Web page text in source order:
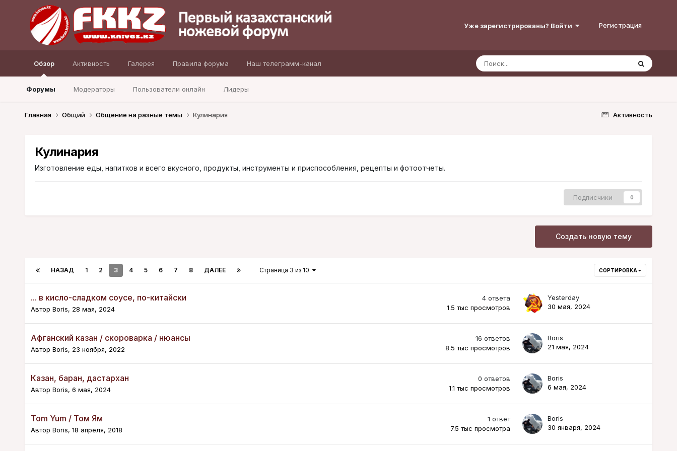
Уже зарегистрированы? Войти Регистрация
Обзор
Форумы Модераторы Пользователи онлайн Лидеры
Активность Галерея Правила форума Наш телеграмм-канал
Активность
Главная Общий Общение на разные темы Кулинария
Кулинария
Изготовление еды, напитков и всего вкусного, продукты, инструменты и приспособления, рецепты и фотоотчеты.
Подписчики 0
Создать новую тему
СОРТИРОВКА
НАЗАД 1 2 3 4 5 6 7 8 ДАЛЕЕ Страница 3 из 10
... в кисло-сладком соусе, по-китайски
Автор Boris, 28 мая, 2024
4 ответа
1.5 тыс просмотров
Yesterday
30 мая, 2024
Афганский казан / скороварка / нюансы
Автор Boris, 23 ноября, 2022
16 ответов
8.5 тыс просмотров
Boris
21 мая, 2024
Казан, баран, дастархан
Автор Boris, 6 мая, 2024
0 ответов
1.1 тыс просмотров
Boris
6 мая, 2024
Tom Yum / Том Ям
Автор Boris, 18 апреля, 2018
1 ответ
7.5 тыс просмотра
Boris
30 января, 2024